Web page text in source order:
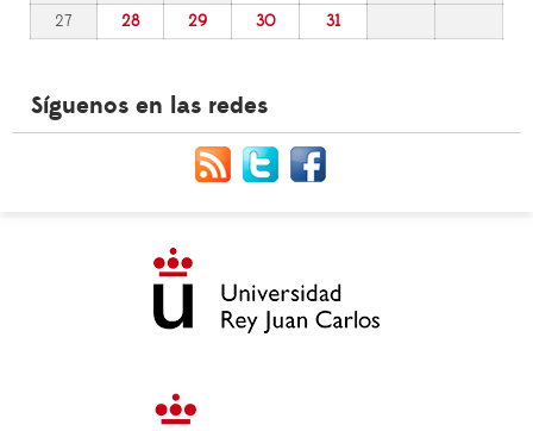
27
28 29 30 31
Síguenos en las redes